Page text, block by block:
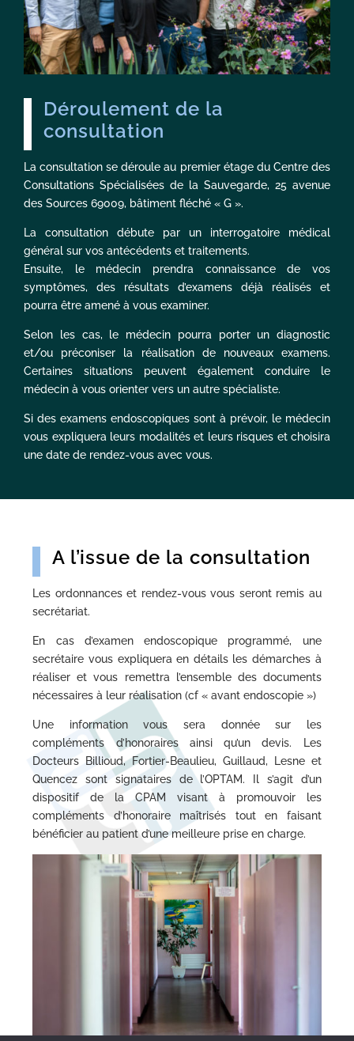
Déroulement de la
consultation
La consultation se déroule au premier étage du Centre des
Consultations Spécialisées de la Sauvegarde, 25 avenue
des Sources 69009, bâtiment fléché « G ».
La consultation débute par un interrogatoire médical
général sur vos antécédents et traitements.
Ensuite, le médecin prendra connaissance de vos
symptômes, des résultats d’examens déjà réalisés et
pourra être amené à vous examiner.
Selon les cas, le médecin pourra porter un diagnostic
et/ou préconiser la réalisation de nouveaux examens.
Certaines situations peuvent également conduire le
médecin à vous orienter vers un autre spécialiste.
Si des examens endoscopiques sont à prévoir, le médecin
vous expliquera leurs modalités et leurs risques et choisira
une date de rendez-vous avec vous.
A l’issue de la consultation
Les ordonnances et rendez-vous vous seront remis au
secrétariat.
En cas d’examen endoscopique programmé, une
secrétaire vous expliquera en détails les démarches à
réaliser et vous remettra l’ensemble des documents
nécessaires à leur réalisation (cf « avant endoscopie »)
Une information vous sera donnée sur les
compléments d’honoraires ainsi qu’un devis. Les
Docteurs Billioud, Fortier-Beaulieu, Guillaud, Lesne et
Quencez sont signataires de l’OPTAM. Il s’agit d’un
dispositif de la CPAM visant à promouvoir les
compléments d’honoraire maîtrisés tout en faisant
bénéficier au patient d’une meilleure prise en charge.